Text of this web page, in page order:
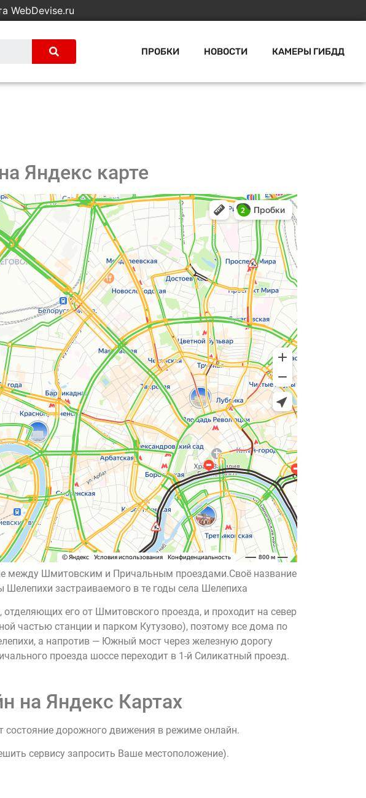
WebDevise.ru
ПРОБКИ НОВОСТИ КАМЕРЫ ГИБДД
Яндекс карте
между Шмитовским и Причальным проездами.Своё название
Шелепихи застраиваемого в те годы села Шелепиха
его от Шмитовского проезда, и проходит на север
частью станции и парком Кутузово), поэтому все дома по
а напротив — Южный мост через железную дорогу
проезда шоссе переходит в 1-й Силикатный проезд.
на Яндекс Картах
состояние дорожного движения в режиме онлайн.
сервису запросить Ваше местоположение).